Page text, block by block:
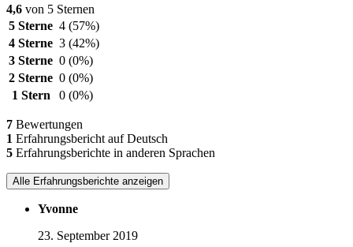
4,6 von 5 Sternen
5 Sterne 4 (57%)
4 Sterne 3 (42%)
3 Sterne 0 (0%)
2 Sterne 0 (0%)
1 Stern
0 (0%)
7 Bewertungen
1 Erfahrungsbericht auf Deutsch
5 Erfahrungsberichte in anderen Sprachen
Alle Erfahrungsberichte anzeigen
Yvonne
23. September 2019